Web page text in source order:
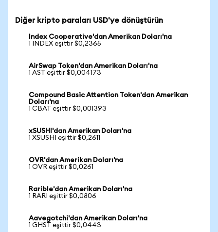
Diğer kripto paraları USD'ye dönüştürün
Index Cooperative'dan Amerikan Doları'na
1 INDEX eşittir $0,2365
AirSwap Token'dan Amerikan Doları'na
1 AST eşittir $0,004173
Compound Basic Attention Token'dan Amerikan
Doları'na
1 CBAT eşittir $0,001393
xSUSHI'dan Amerikan Doları'na
1 XSUSHI eşittir $0,2611
OVR'dan Amerikan Doları'na
1 OVR eşittir $0,0261
Rarible'dan Amerikan Doları'na
1 RARI eşittir $0,0806
Aavegotchi'dan Amerikan Doları'na
1 GHST eşittir $0,0443